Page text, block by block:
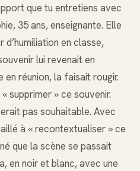
que tu entretiens avec
35 ans, enseignante. Elle
en classe,
lui revenait en
réunion, la faisait rougir.
supprimer » ce souvenir.
pas souhaitable. Avec
à « recontextualiser » ce
que la scène se passait
en noir et blanc, avec une